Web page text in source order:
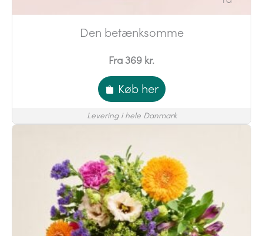
Den betænksomme
Fra 369 kr.
Køb her
Levering i hele Danmark